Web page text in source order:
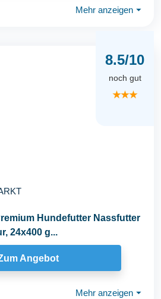
Mehr anzeigen ⏷
8.5/10
noch gut
★★★
Hundefutter Nassfutter
24x400 g...
Angebot
Mehr anzeigen ⏷